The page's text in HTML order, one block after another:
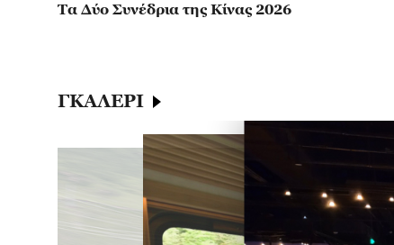
Τα Δύο Συνέδρια της Κίνας 2026
ΓΚΑΛΕΡΙ